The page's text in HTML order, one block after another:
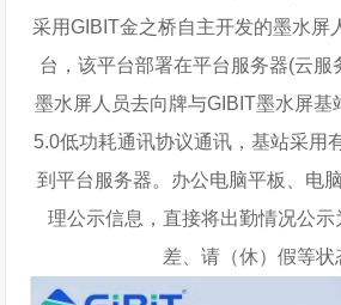
采用GIBIT金之桥自主开发的墨水屏
台，该平台部署在平台服务器(云服
墨水屏人员去向牌与GIBIT墨水屏基
5.0低功耗通讯协议通讯，基站采用
到平台服务器。办公电脑平板、电
理公示信息，直接将出勤情况公示
差、请（休）假等状